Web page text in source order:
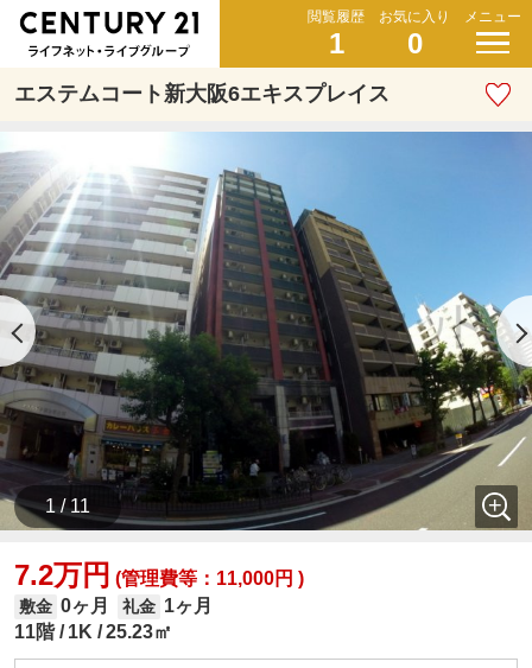
閲覧履歴
1
お気に入り
0
メニュー
エステムコート新大阪6エキスプレイス
1 / 11
7.2万円 (管理費等：11,000円 )
敷金 0ヶ月 礼金 1ヶ月
11階
1K 25.23㎡